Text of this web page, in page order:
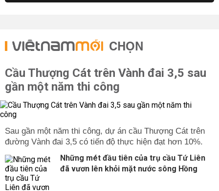
CHỌN
Cầu Thượng Cát trên Vành đai 3,5 sau
gần một năm thi công
Sau gần một năm thi công, dự án cầu Thượng Cát trên
đường Vành đai 3,5 có tiến độ thực hiện đạt hơn 10%.
Những mét đầu tiên của trụ cầu Tứ Liên
đã vươn lên khỏi mặt nước sông Hồng